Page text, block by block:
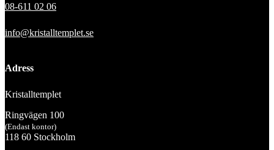
08-611 02 06
info@kristalltemplet.se
Adress
Kristalltemplet
Ringvägen 100
(Endast kontor)
118 60 Stockholm